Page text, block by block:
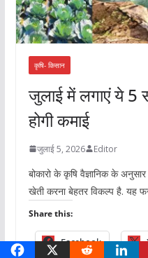
कृषि- किसान
जुलाई में लगाएं ये 5
होगी कमाई
जुलाई 5, 2026 Editor
बोकारो के कृषि वैज्ञानिक के
खेती करना बेहतर विकल्प है. यह
Share this:
Facebook